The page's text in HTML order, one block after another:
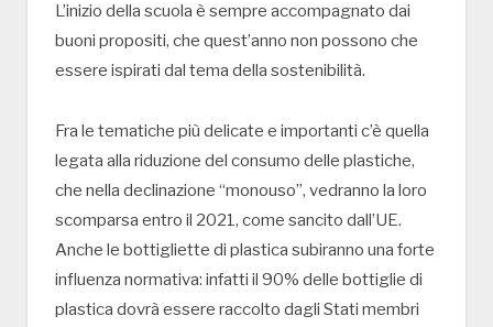
L’inizio della scuola è sempre accompagnato dai
buoni propositi, che quest’anno non possono che
essere ispirati dal tema della sostenibilità.
Fra le tematiche più delicate e importanti c’è quella
legata alla riduzione del consumo delle plastiche,
che nella declinazione “monouso”, vedranno la loro
scomparsa entro il 2021, come sancito dall’UE.
Anche le bottigliette di plastica subiranno una forte
influenza normativa: infatti il 90% delle bottiglie di
plastica dovrà essere raccolto dagli Stati membri